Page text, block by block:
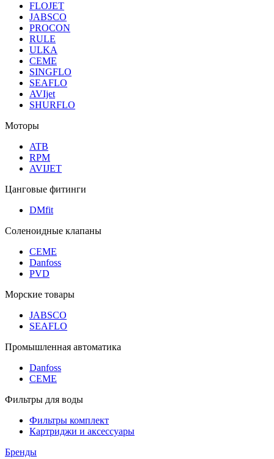
FLOJET
JABSCO
PROCON
RULE
ULKA
CEME
SINGFLO
SEAFLO
AVIjet
SHURFLO
Моторы
ATB
RPM
AVIJET
Цанговые фитинги
DMfit
Соленоидные клапаны
CEME
Danfoss
PVD
Морские товары
JABSCO
SEAFLO
Промышленная автоматика
Danfoss
CEME
Фильтры для воды
Фильтры комплект
Картриджи и аксессуары
Бренды